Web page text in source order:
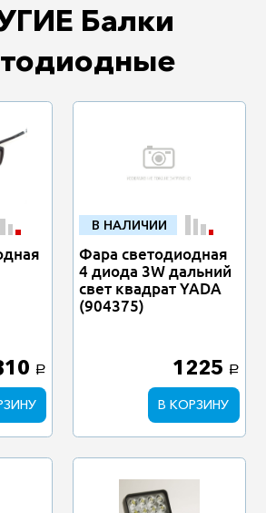
Балки
a
В НАЛИЧИИ
Фара светодиодная
4 диода 3W дальний
свет квадрат YADA
(904375)
1225 a
В КОРЗИНУ